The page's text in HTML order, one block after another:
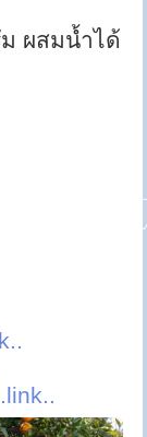
ผสมน้ำได้